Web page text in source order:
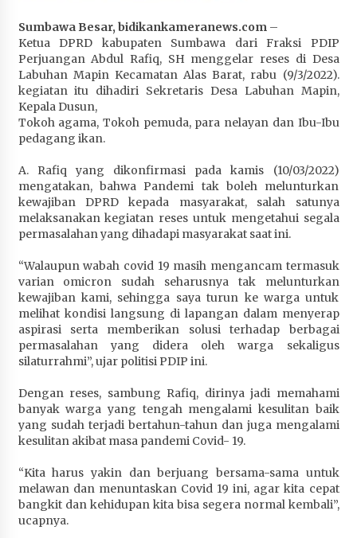
1 bulan ago
Wabup Ansori Apresiasi Rekomendasi dan
Pandangan Fraksi – Fraksi DPRD Sumbawa
1 bulan ago
Bupati Sumbawa Lepas 487 Atlet dari Berbagai
Cabor yang Akan Berjuang pada PORPROV XII
NTB 2026
1 bulan ago
BAZNAS Kabupaten Sumbawa Salurkan Bantuan
Program 100 Mustahik Per Desa di Desa Teluk
1 bulan ago
Dosen UTS Siap Kembangkan Inovasi Lewat
Pelatihan PDPP 2026 Bali
1 bulan ago
Terapkan “Polantas Menyapa”, Satlantas Polres
Sumbawa Berupaya Wujudkan Pelayanan
Kepolisian yang Profesional
1 bulan ago
Sumbawa Terus Dirasakan Masyarakat
1 bulan ago
Sumbawa Besar, bidikankameranews.com–
Ketua DPRD kabupaten Sumbawa dari Fraksi PDIP
Perjuangan Abdul Rafiq, SH menggelar reses di Desa
Labuhan Mapin Kecamatan Alas Barat, rabu (9/3/2022).
kegiatan itu dihadiri Sekretaris Desa Labuhan Mapin,
Kepala Dusun,
Tokoh agama, Tokoh pemuda, para nelayan dan Ibu-Ibu
pedagang ikan.
A. Rafiq yang dikonfirmasi pada kamis (10/03/2022)
mengatakan, bahwa Pandemi tak boleh melunturkan
kewajiban DPRD kepada masyarakat, salah satunya
melaksanakan kegiatan reses untuk mengetahui segala
permasalahan yang dihadapi masyarakat saat ini.
“Walaupun wabah covid 19 masih mengancam termasuk
varian omicron sudah seharusnya tak melunturkan
kewajiban kami, sehingga saya turun ke warga untuk
melihat kondisi langsung di lapangan dalam menyerap
aspirasi serta memberikan solusi terhadap berbagai
permasalahan yang didera oleh warga sekaligus
silaturrahmi”, ujar politisi PDIP ini.
Dengan reses, sambung Rafiq, dirinya jadi memahami
banyak warga yang tengah mengalami kesulitan baik
yang sudah terjadi bertahun-tahun dan juga mengalami
kesulitan akibat masa pandemi Covid- 19.
“Kita harus yakin dan berjuang bersama-sama untuk
melawan dan menuntaskan Covid 19 ini, agar kita cepat
bangkit dan kehidupan kita bisa segera normal kembali”,
ucapnya.